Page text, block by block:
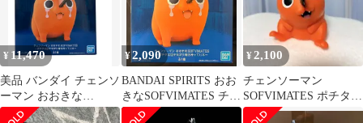
¥ 11,470
美品 バンダイ チェンソ
ーマン おおきな
SOFVIMATES～ポチタ
¥2,090
BANDAI SPIRITS おお
きなSOFVIMATES チェ
ンソーマン ポチタは泣
¥2,100
チェンソーマン
SOFVIMATES ポチタ
ソフビ フィギュア